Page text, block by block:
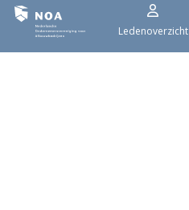
Ledenoverzicht